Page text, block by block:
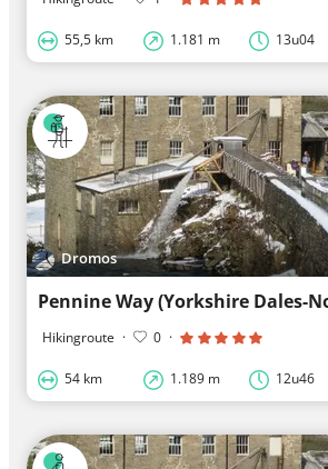
55,5 km 1.181 m 13u04
Dromos
Hikingroute · 0 ·
54 km 1.189 m 12u46